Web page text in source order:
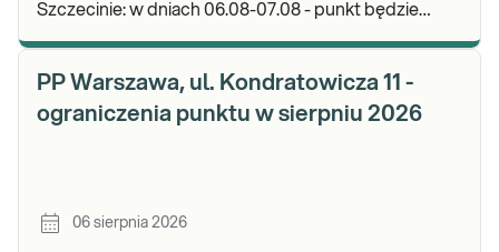
Szczecinie: w dniach 06.08-07.08 - punkt będzie
PP Warszawa, ul. Kondratowicza 11 -
ograniczenia punktu w sierpniu 2026
06 sierpnia 2026